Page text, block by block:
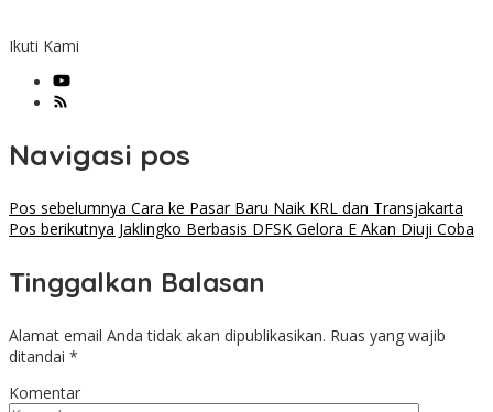
Ikuti Kami
Navigasi pos
Pos sebelumnya Cara ke Pasar Baru Naik KRL dan Transjakarta
Pos berikutnya Jaklingko Berbasis DFSK Gelora E Akan Diuji Coba
Tinggalkan Balasan
Alamat email Anda tidak akan dipublikasikan. Ruas yang wajib
ditandai *
Komentar